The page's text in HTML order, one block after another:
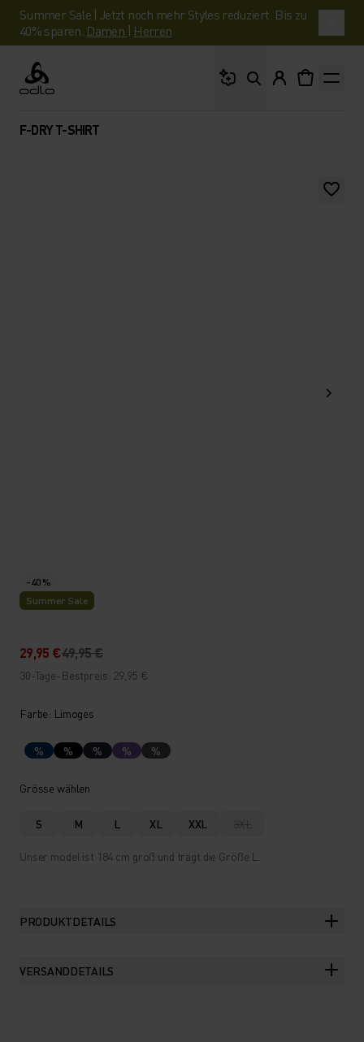
Summer Sale | Jetzt noch mehr Styles reduziert. Bis zu
40% sparen. Damen | Herren
Odlo
F-DRY T-SHIRT
-40 %
Summer Sale
29,95 €49,95 €
30-Tage-Bestpreis: 29,95 €
Farbe: Limoges
% % % % %
Grösse wählen
S M L XL XXL 3XL
Unser model ist 184 cm groß und trägt die Größe L.
PRODUKTDETAILS
VERSANDDETAILS